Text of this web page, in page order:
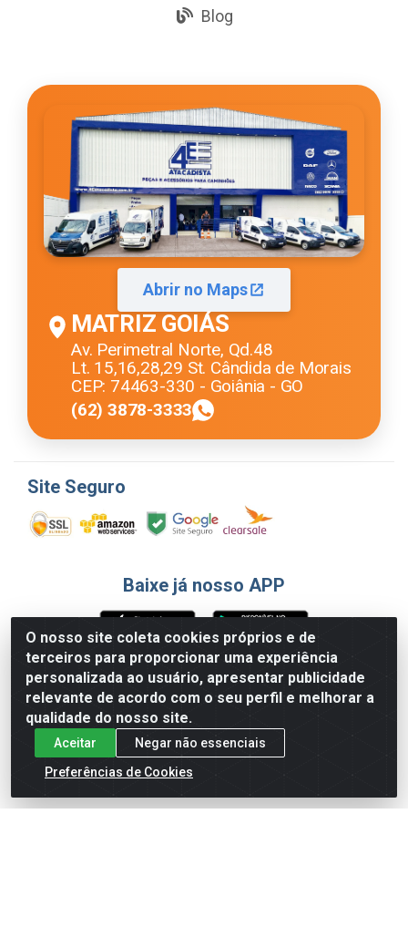
O nosso site coleta cookies próprios e de
terceiros para proporcionar uma experiência
personalizada ao usuário, apresentar publicidade
relevante de acordo com o seu perfil e melhorar a
qualidade do nosso site.
Aceitar
Negar não essenciais
Preferências de Cookies
Blog
Abrir no Maps
MATRIZ GOIÁS
Av. Perimetral Norte, Qd.48
Lt. 15,16,28,29 St. Cândida de Morais
CEP: 74463-330 - Goiânia - GO
(62) 3878-3333
Site Seguro
Baixe já nosso APP
Formas de Pagamento